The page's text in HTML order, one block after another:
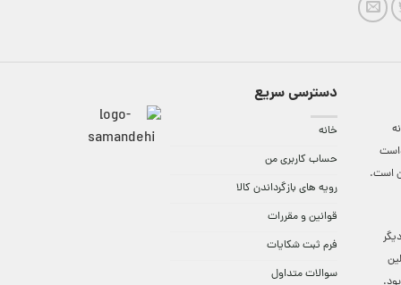
است.
الی 18 و در دیگر
دسترسی سریع
خانه
حساب کاربری من
رویه های بازگرداندن کالا
قوانین و مقررات
فرم ثبت شکایات
سوالات متداول